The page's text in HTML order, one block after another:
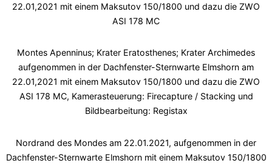
22.01,2021 mit einem Maksutov 150/1800 und dazu die ZWO
ASI 178 MC
Montes Apenninus; Krater Eratosthenes; Krater Archimedes
aufgenommen in der Dachfenster-Sternwarte Elmshorn am
22.01,2021 mit einem Maksutov 150/1800 und dazu die ZWO
ASI 178 MC, Kamerasteuerung: Firecapture / Stacking und
Bildbearbeitung: Registax
Nordrand des Mondes am 22.01.2021, aufgenommen in der
Dachfenster-Sternwarte Elmshorn mit einem Maksutov 150/1800